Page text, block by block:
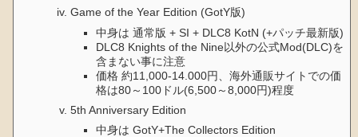
Game of the Year Edition (GotY版)
中身は 通常版 + SI + DLC8 KotN (+パッチ最新版)
DLC8 Knights of the Nine以外の公式Mod(DLC)を
含まない事に注意
価格 約11,000-14.000円、海外通販サイトでの価
格は80～100ドル(6,500～8,000円)程度
5th Anniversary Edition
中身は GotY+The Collectors Edition